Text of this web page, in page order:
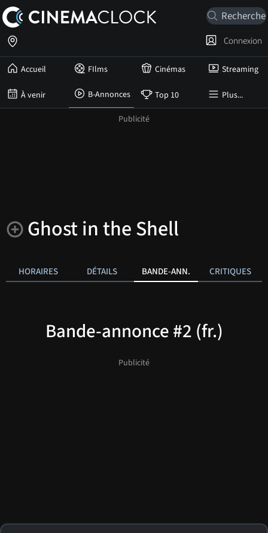
Accueil FIlms Cinémas Streaming
À venir B-Annonces Top 10 Plus...
Connexion
Ghost in the Shell
HORAIRES DÉTAILS BANDE-ANN. CRITIQUES
Bande-annonce #2 (fr.)